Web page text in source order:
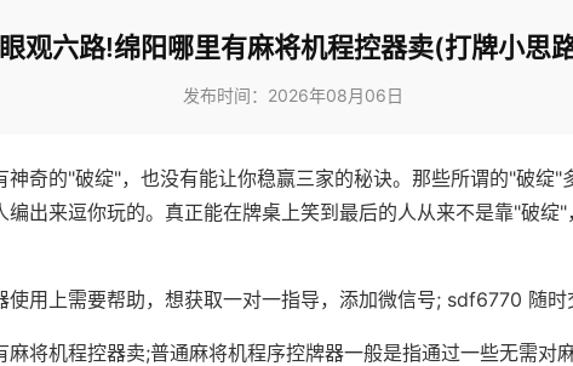
眼观六路!绵阳哪里有麻将机程控器卖(打牌小思
发布时间：2026年08月06日
神奇的"破绽"，也没有能让你稳赢三家的秘诀。那些所谓的"破绽"
编出来逗你玩的。真正能在牌桌上笑到最后的人从来不是靠"破绽
使用上需要帮助，想获取一对一指导，添加微信号; sdf6770 随时
麻将机程控器卖;普通麻将机程序控牌器一般是指通过一些无需对